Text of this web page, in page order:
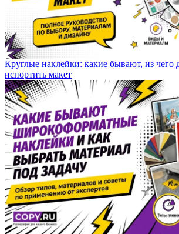
Круглые наклейки: какие бывают, из чего
испортить макет